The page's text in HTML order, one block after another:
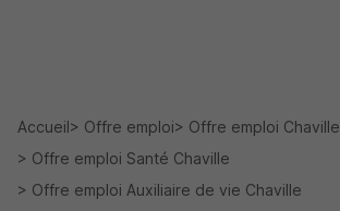
Accueil Offre emploi
Offre emploi Chaville
Offre emploi Santé Chaville
Offre emploi Auxiliaire de vie Chaville